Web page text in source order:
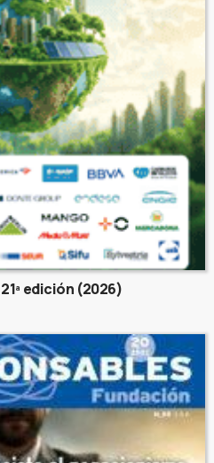
edición (2026)